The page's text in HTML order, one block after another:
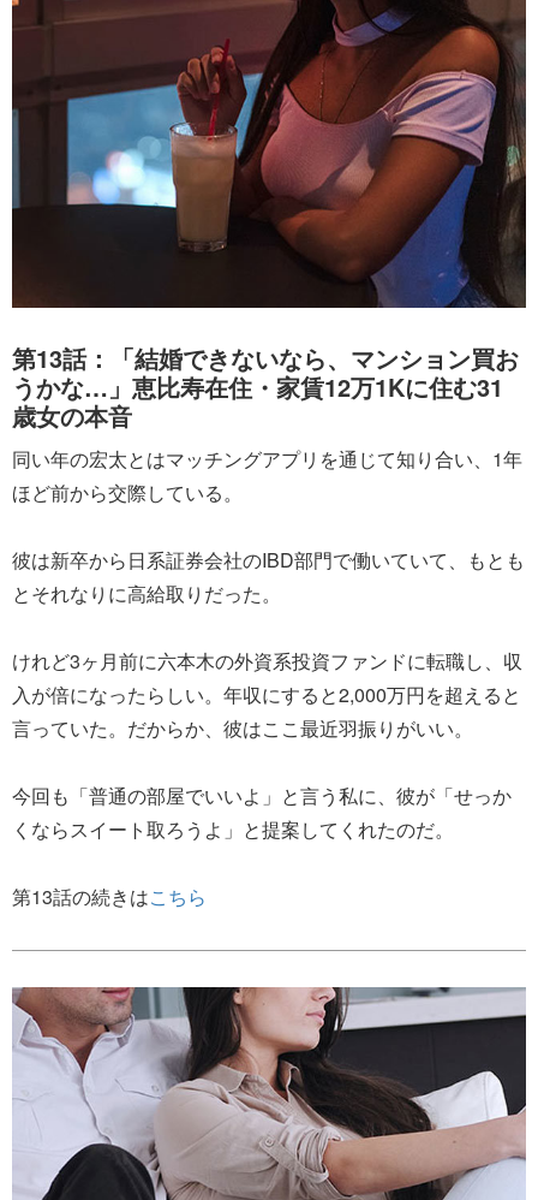
第13話：「結婚できないなら、マンション買お
うかな…」恵比寿在住・家賃12万1Kに住む31
歳女の本音
同い年の宏太とはマッチングアプリを通じて知り合い、1年
ほど前から交際している。
彼は新卒から日系証券会社のIBD部門で働いていて、もとも
とそれなりに高給取りだった。
けれど3ヶ月前に六本木の外資系投資ファンドに転職し、収
入が倍になったらしい。年収にすると2,000万円を超えると
言っていた。だからか、彼はここ最近羽振りがいい。
今回も「普通の部屋でいいよ」と言う私に、彼が「せっか
くならスイート取ろうよ」と提案してくれたのだ。
第13話の続きはこちら